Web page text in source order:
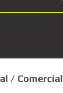
/ Comercial